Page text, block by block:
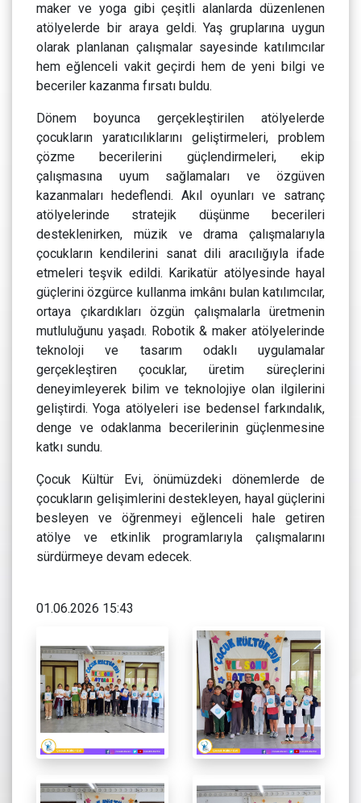
maker ve yoga gibi çeşitli alanlarda düzenlenen
atölyelerde bir araya geldi. Yaş gruplarına uygun
olarak planlanan çalışmalar sayesinde katılımcılar
hem eğlenceli vakit geçirdi hem de yeni bilgi ve
beceriler kazanma fırsatı buldu.
Dönem boyunca gerçekleştirilen atölyelerde
çocukların yaratıcılıklarını geliştirmeleri, problem
çözme becerilerini güçlendirmeleri, ekip
çalışmasına uyum sağlamaları ve özgüven
kazanmaları hedeflendi. Akıl oyunları ve satranç
atölyelerinde stratejik düşünme becerileri
desteklenirken, müzik ve drama çalışmalarıyla
çocukların kendilerini sanat dili aracılığıyla ifade
etmeleri teşvik edildi. Karikatür atölyesinde hayal
güçlerini özgürce kullanma imkânı bulan katılımcılar,
ortaya çıkardıkları özgün çalışmalarla üretmenin
mutluluğunu yaşadı. Robotik & maker atölyelerinde
teknoloji ve tasarım odaklı uygulamalar
gerçekleştiren çocuklar, üretim süreçlerini
deneyimleyerek bilim ve teknolojiye olan ilgilerini
geliştirdi. Yoga atölyeleri ise bedensel farkındalık,
denge ve odaklanma becerilerinin güçlenmesine
katkı sundu.
Çocuk Kültür Evi, önümüzdeki dönemlerde de
çocukların gelişimlerini destekleyen, hayal güçlerini
besleyen ve öğrenmeyi eğlenceli hale getiren
atölye ve etkinlik programlarıyla çalışmalarını
sürdürmeye devam edecek.
01.06.2026 15:43